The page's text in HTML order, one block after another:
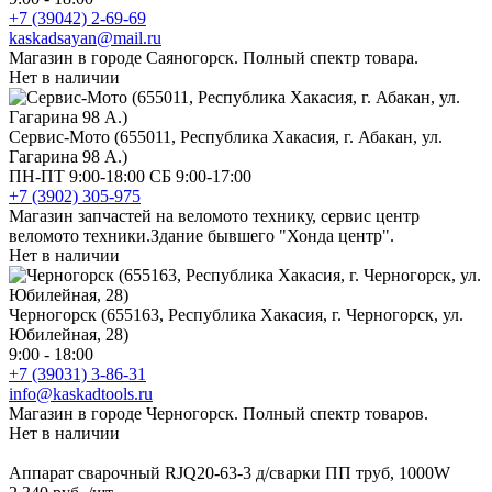
+7 (39042) 2-69-69
kaskadsayan@mail.ru
Магазин в городе Саяногорск. Полный спектр товара.
Нет в наличии
Сервис-Мото (655011, Республика Хакасия, г. Абакан, ул.
Гагарина 98 А.)
ПН-ПТ 9:00-18:00 СБ 9:00-17:00
+7 (3902) 305-975
Магазин запчастей на веломото технику, сервис центр
веломото техники.Здание бывшего "Хонда центр".
Нет в наличии
Черногорск (655163, Республика Хакасия, г. Черногорск, ул.
Юбилейная, 28)
9:00 - 18:00
+7 (39031) 3-86-31
info@kaskadtools.ru
Магазин в городе Черногорск. Полный спектр товаров.
Нет в наличии
Аппарат сварочный RJQ20-63-3 д/сварки ПП труб, 1000W